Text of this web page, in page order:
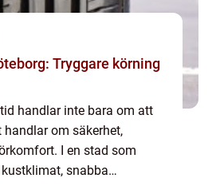
Tryggare körning
handlar inte bara om att
om säkerhet,
I en stad som
snabba